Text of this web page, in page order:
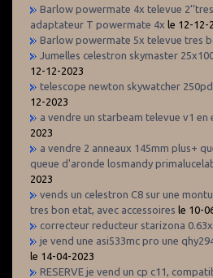
Barlow powermate 4x televue
adaptateur T powermate 4x le 12-12-
Barlow powermate 5x televue tres
Jumelles celestron skymaster
12-12-2023
telescope newton skywatcher
12-2023
a vendre un starbeam televue v1 en
2023
a vendre 2 anneaux 145mm plus+
queue d'aronde losmandy
2023
vends un celestron C8 sur une
tres bon etat, avec accessoires le 10-
correcteur reducteur starizona
je vend une asi533mc pro une
le 14-04-2023
RESERVE je vend un cp c11,